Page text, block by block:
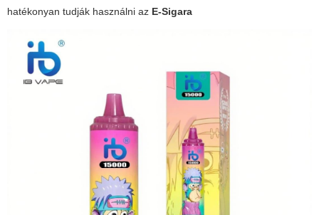
hatékonyan tudják használni az E-Sigara